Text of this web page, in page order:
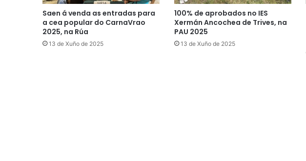
Saen á venda as entradas para
a cea popular do CarnaVrao
2025, na Rúa
13 de Xuño de 2025
100% de aprobados no IES
Xermán Ancochea de Trives, na
PAU 2025
13 de Xuño de 2025